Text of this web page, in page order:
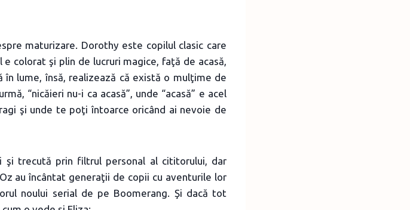
maturizare. Dorothy este copilul clasic care
colorat şi plin de lucruri magice, faţă de acasă,
lume, însă, realizează că există o mulţime de
“nicăieri nu-i ca acasă”, unde “acasă” e acel
şi unde te poţi întoarce oricând ai nevoie de
trecută prin filtrul personal al cititorului, dar
au încântat generaţii de copii cu aventurile lor
noului serial de pe Boomerang. Şi dacă tot